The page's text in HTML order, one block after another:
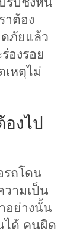
าต้อง
ภัยแล้ว
องรอย
เหตุไม่
งไป
รถโดน
ามเป็น
อย่างนั้น
ได้ คนผิด